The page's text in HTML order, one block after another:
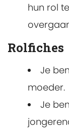
hun rol
Rolfiches
Je
moeder.
Je